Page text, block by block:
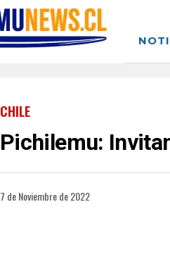
CHILE
Pichilemu:
7 de Noviembre de 2022